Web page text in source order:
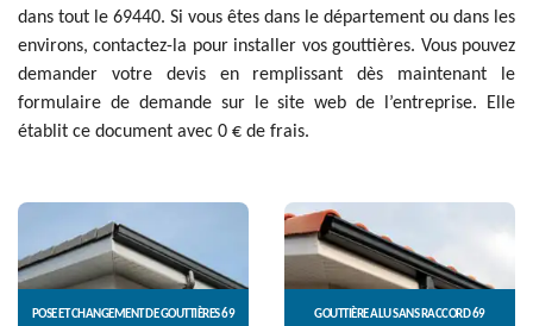
dans tout le 69440. Si vous êtes dans le département ou dans les
environs, contactez-la pour installer vos gouttières. Vous pouvez
demander votre devis en remplissant dès maintenant le
formulaire de demande sur le site web de l’entreprise. Elle
établit ce document avec 0 € de frais.
POSE ET CHANGEMENT DE GOUTTIÈRES 69 GOUTTIÈRE ALU SANS RACCORD 69